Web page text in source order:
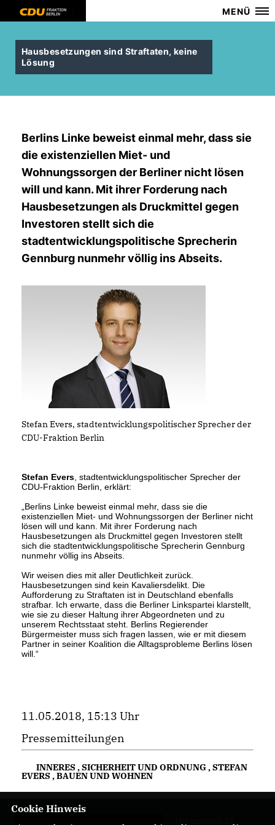
MENÜ
Hausbesetzungen sind Straftaten, keine
Lösung
Berlins Linke beweist einmal mehr, dass sie
die existenziellen Miet- und
Wohnungssorgen der Berliner nicht lösen
will und kann. Mit ihrer Forderung nach
Hausbesetzungen als Druckmittel gegen
Investoren stellt sich die
stadtentwicklungspolitische Sprecherin
Gennburg nunmehr völlig ins Abseits.
Stefan Evers, stadtentwicklungspolitischer Sprecher der
CDU-Fraktion Berlin
Stefan Evers , stadtentwicklungspolitischer Sprecher der
CDU-Fraktion Berlin, erklärt:
Berlins Linke beweist einmal mehr, dass sie die
existenziellen Miet- und Wohnungssorgen der Berliner nicht
lösen will und kann. Mit ihrer Forderung nach
Hausbesetzungen als Druckmittel gegen Investoren stellt
sich die stadtentwicklungspolitische Sprecherin Gennburg
nunmehr völlig ins Abseits.
Wir weisen dies mit aller Deutlichkeit zurück.
Hausbesetzungen sind kein Kavaliersdelikt. Die
Aufforderung zu Straftaten ist in Deutschland ebenfalls
strafbar. Ich erwarte, dass die Berliner Linkspartei klarstellt,
wie sie zu dieser Haltung ihrer Abgeordneten und zu
unserem Rechtsstaat steht. Berlins Regierender
Bürgermeister muss sich fragen lassen, wie er mit diesem
Partner in seiner Koalition die Alltagsprobleme Berlins lösen
will.“
11.05.2018, 15:13 Uhr
Pressemitteilungen
INNERES ,SICHERHEIT UND ORDNUNG,STEFAN
EVERS ,BAUEN UND WOHNEN
Cookie Hinweis